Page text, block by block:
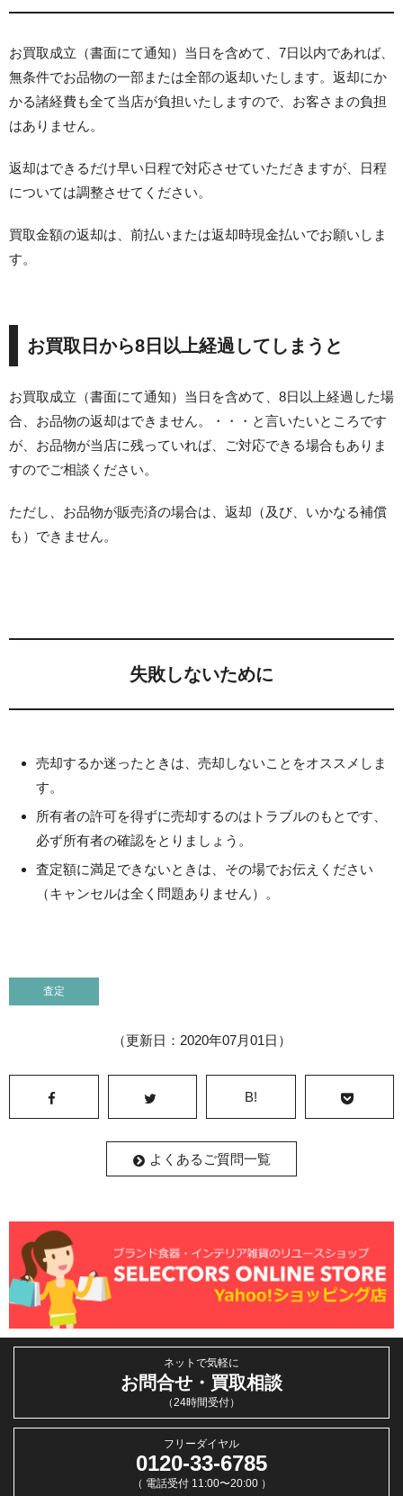
お買取成立（書面にて通知）当日を含めて、 7日以内であれば、
無条件でお品物の一部または全部の返却いたします。返却にか
かる諸経費も全て当店が負担いたしますので、お客さまの負担
はありません。
返却はできるだけ早い日程で対応させていただきますが、日程
については調整させてください。
買取金額の返却は、前払いまたは返却時現金払いでお願いしま
す。
お買取日から8日以上経過してしまうと
お買取成立（書面にて通知）当日を含めて、8日以上経過した場
合、お品物の返却はできません。・・・と言いたいところです
が、お品物が当店に残っていれば、ご対応できる場合もありま
すのでご相談ください。
ただし、お品物が販売済の場合は、返却（及び、いかなる補償
も）できません。
失敗しないために
売却するか迷ったときは、売却しないことをオススメしま
す。
所有者の許可を得ずに売却するのはトラブルのもとです、
必ず所有者の確認をとりましょう。
査定額に満足できないときは、その場でお伝えください
（キャンセルは全く問題ありません）。
査定
（更新日：2020年07月01日）
B!
よくあるご質問一覧
ネットで気軽に
お問合せ・買取相談
（24時間受付）
フリーダイヤル
0120-33-6785
（ 電話受付 11:00〜20:00 ）